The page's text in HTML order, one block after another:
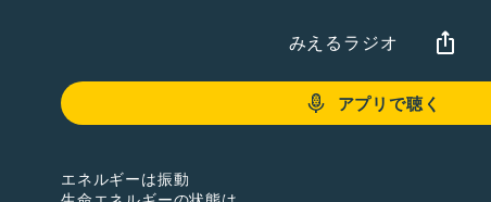
みえるラジオ
アプリで聴く
エネルギーは振動